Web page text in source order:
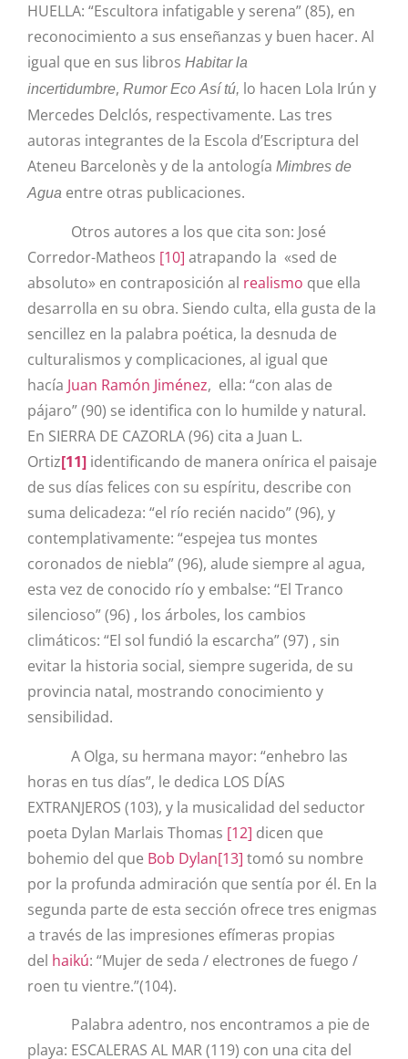
HUELLA: “Escultora infatigable y serena” (85), en
reconocimiento a sus enseñanzas y buen hacer. Al
igual que en sus libros Habitar la
incertidumbre, Rumor Eco Así tú, lo hacen Lola Irún y
Mercedes Delclós, respectivamente. Las tres
autoras integrantes de la Escola d’Escriptura del
Ateneu Barcelonès y de la antología Mimbres de
Agua entre otras publicaciones.
Otros autores a los que cita son: José
Corredor-Matheos [10] atrapando la «sed de
absoluto» en contraposición al realismo que ella
desarrolla en su obra. Siendo culta, ella gusta de la
sencillez en la palabra poética, la desnuda de
culturalismos y complicaciones, al igual que
hacía Juan Ramón Jiménez, ella: “con alas de
pájaro” (90) se identifica con lo humilde y natural.
En SIERRA DE CAZORLA (96) cita a Juan L.
Ortiz[11] identificando de manera onírica el paisaje
de sus días felices con su espíritu, describe con
suma delicadeza: “el río recién nacido” (96), y
contemplativamente: “espejea tus montes
coronados de niebla” (96), alude siempre al agua,
esta vez de conocido río y embalse: “El Tranco
silencioso” (96) , los árboles, los cambios
climáticos: “El sol fundió la escarcha” (97) , sin
evitar la historia social, siempre sugerida, de su
provincia natal, mostrando conocimiento y
sensibilidad.
A Olga, su hermana mayor: “enhebro las
horas en tus días”, le dedica LOS DÍAS
EXTRANJEROS (103), y la musicalidad del seductor
poeta Dylan Marlais Thomas [12] dicen que
bohemio del que Bob Dylan[13] tomó su nombre
por la profunda admiración que sentía por él. En la
segunda parte de esta sección ofrece tres enigmas
a través de las impresiones efímeras propias
del haikú: “Mujer de seda / electrones de fuego /
roen tu vientre.”(104).
Palabra adentro, nos encontramos a pie de
playa: ESCALERAS AL MAR (119) con una cita del